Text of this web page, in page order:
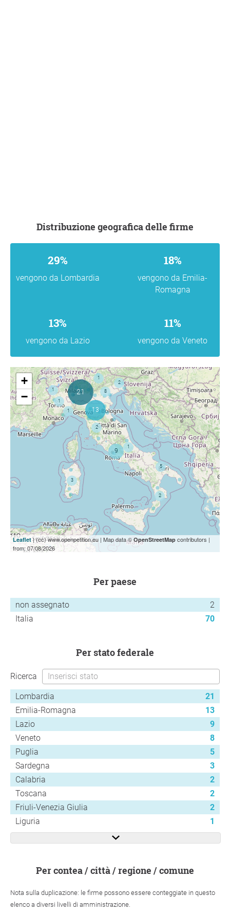
Distribuzione geografica delle firme
29%
vengono da Lombardia
18%
vengono da Emilia-
Romagna
13%
vengono da Lazio
11%
vengono da Veneto
+
−
Leaflet| (cc) www.openpetition.eu | Map data ©OpenStreetMap contributors |
from: 07/08/2026
per paese
non assegnato
2
Italia
70
per stato federale
Ricerca
Lombardia
21
Emilia-Romagna
13
Lazio
9
Veneto
8
Puglia
5
Sardegna
3
Calabria
2
Toscana
2
Friuli-Venezia Giulia
2
Liguria
1
per contea / città / regione / comune
Nota sulla duplicazione: le firme possono essere conteggiate in questo
elenco a diversi livelli di amministrazione.